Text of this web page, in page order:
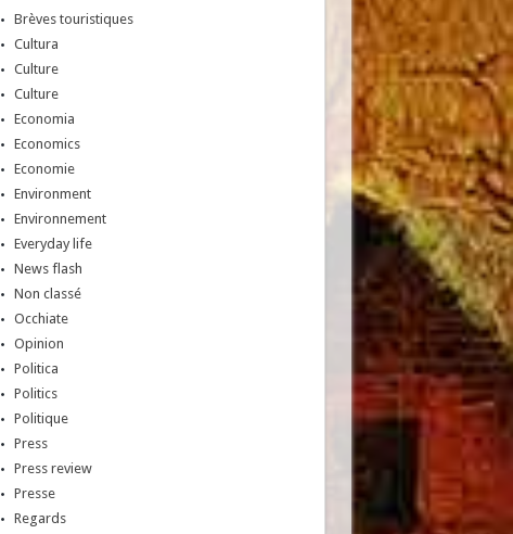
Brèves touristiques
Cultura
Culture
Culture
Economia
Economics
Economie
Environment
Environnement
Everyday life
News flash
Non classé
Occhiate
Opinion
Politica
Politics
Politique
Press
Press review
Presse
Regards